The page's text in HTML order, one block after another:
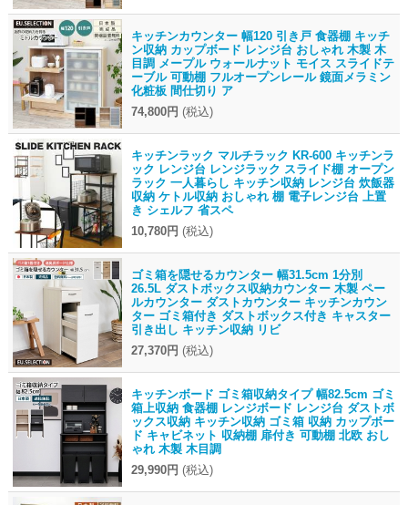
キッチンカウンター 幅120 引き戸 食器棚 キッチ
ン収納 カップボード レンジ台 おしゃれ 木製 木
目調 メープル ウォールナット モイス スライドテ
ーブル 可動棚 フルオープンレール 鏡面メラミン
化粧板 間仕切り ア
74,800円 (税込)
キッチンラック マルチラック KR-600 キッチンラ
ック レンジ台 レンジラック スライド棚 オープン
ラック 一人暮らし キッチン収納 レンジ台 炊飯器
収納 ケトル収納 おしゃれ 棚 電子レンジ台 上置
き シェルフ 省スペ
10,780円 (税込)
ゴミ箱を隠せるカウンター 幅31.5cm 1分別
26.5L ダストボックス収納カウンター 木製 ペー
ルカウンター ダストカウンター キッチンカウン
ター ゴミ箱付き ダストボックス付き キャスター
引き出し キッチン収納 リビ
27,370円 (税込)
キッチンボード ゴミ箱収納タイプ 幅82.5cm ゴミ
箱上収納 食器棚 レンジボード レンジ台 ダストボ
ックス収納 キッチン収納 ゴミ箱 収納 カップボー
ド キャビネット 収納棚 扉付き 可動棚 北欧 おし
ゃれ 木製 木目調
29,990円 (税込)